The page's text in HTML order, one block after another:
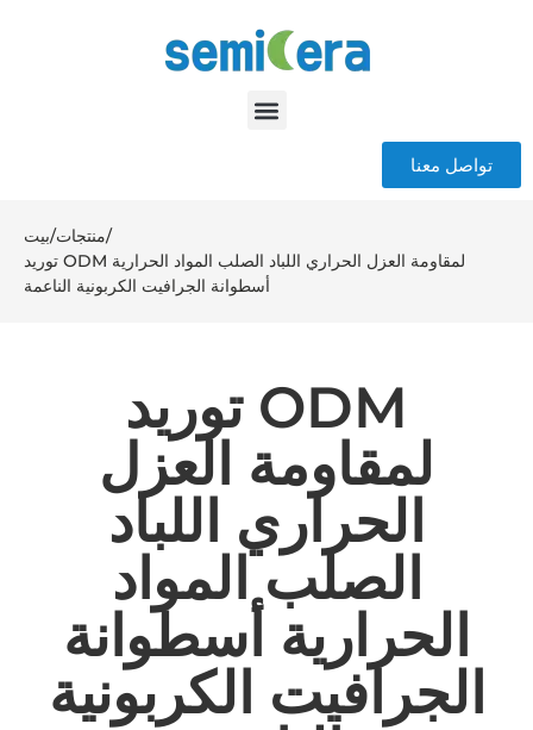
تواصل معنا
بيت/منتجات/
توريد ODM لمقاومة العزل الحراري اللباد الصلب المواد الحرارية
توريد ODM
لمقاومة العزل
الحراري اللباد
الصلب المواد
الحرارية أسطوانة
الجرافيت الكربونية